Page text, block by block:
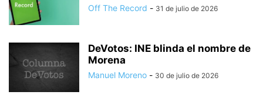
Off The Record - 31 de julio de 2026
DeVotos: INE blinda el nombre de
Morena
Manuel Moreno - 30 de julio de 2026